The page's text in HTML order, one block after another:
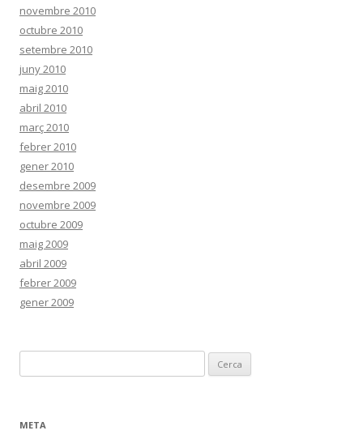
novembre 2010
octubre 2010
setembre 2010
juny 2010
maig 2010
abril 2010
març 2010
febrer 2010
gener 2010
desembre 2009
novembre 2009
octubre 2009
maig 2009
abril 2009
febrer 2009
gener 2009
e
cMETA